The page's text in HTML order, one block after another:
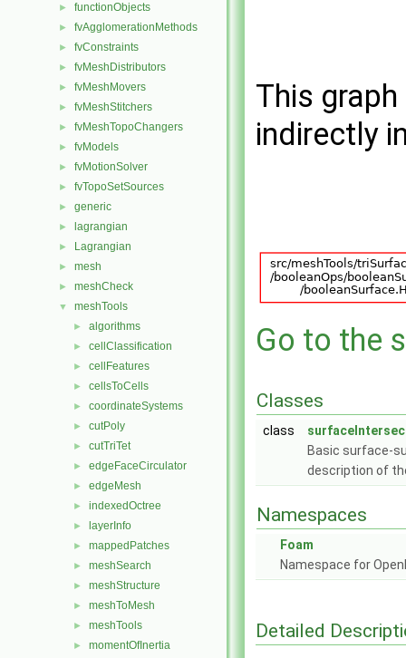
► functionObjects
► fvAgglomerationMethods
► fvConstraints
► fvMeshDistributors
► fvMeshMovers
► fvMeshStitchers
► fvMeshTopoChangers
► fvModels
► fvMotionSolver
► fvTopoSetSources
► generic
► lagrangian
► Lagrangian
► mesh
► meshCheck
▼ meshTools
► algorithms
► cellClassification
► cellFeatures
► cellsToCells
► coordinateSystems
► cutPoly
► cutTriTet
► edgeFaceCirculator
► edgeMesh
► indexedOctree
► layerInfo
► mappedPatches
► meshSearch
► meshStructure
► meshToMesh
► meshTools
► momentOfInertia
This
indirectly
Go to the
Classes
class
Basic surface-
description of
Namespaces
Foam
Namespace for
Detailed